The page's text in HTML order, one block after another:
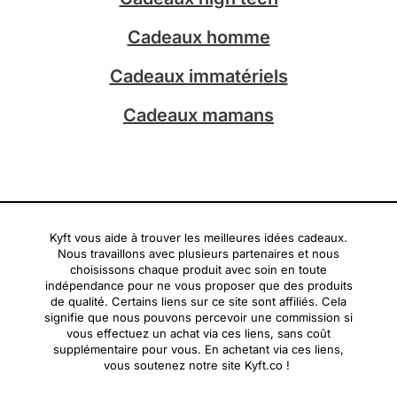
m
Cadeaux homme
Cadeaux immatériels
Cadeaux mamans
Kyft vous aide à trouver les meilleures idées cadeaux.
Nous travaillons avec plusieurs partenaires et nous
choisissons chaque produit avec soin en toute
indépendance pour ne vous proposer que des produits
de qualité. Certains liens sur ce site sont affiliés. Cela
signifie que nous pouvons percevoir une commission si
vous effectuez un achat via ces liens, sans coût
supplémentaire pour vous. En achetant via ces liens,
vous soutenez notre site Kyft.co !